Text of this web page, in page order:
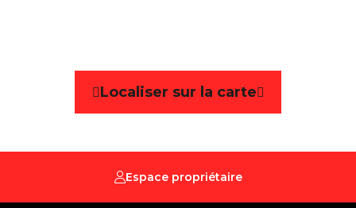
immédiatement
Caractéristiques Principales
Localiser sur la carte
Espace propriétaire